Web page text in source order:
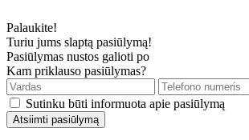
Palaukite!
Turiu jums slaptą pasiūlymą!
Pasiūlymas nustos galioti po
Kam priklauso pasiūlymas?
Sutinku būti informuota apie pasiūlymą